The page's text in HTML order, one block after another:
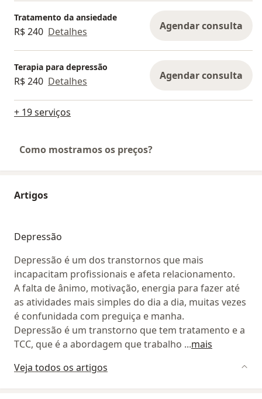
Tratamento da ansiedade
R$ 240 Detalhes Agendar consulta
Terapia para depressão
R$ 240 Detalhes Agendar consulta
+ 19 serviços
Como mostramos os preços?
Artigos
Depressão
Depressão é um dos transtornos que mais
incapacitam profissionais e afeta relacionamento.
A falta de ânimo, motivação, energia para fazer até
as atividades mais simples do dia a dia, muitas vezes
é confunidada com preguiça e manha.
Depressão é um transtorno que tem tratamento e a
TCC, que é a abordagem que trabalho ...mais
Veja todos os artigos